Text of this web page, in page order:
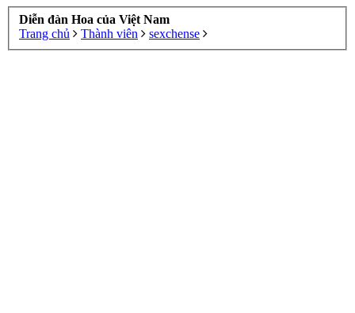
Diễn đàn Hoa của Việt Nam
Trang chủ
Thành viên sexchense